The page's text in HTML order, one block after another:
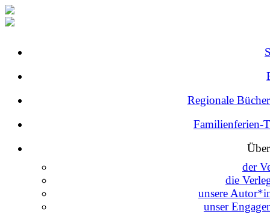
Regionale
Familienferien-
der
die
unsere
unser